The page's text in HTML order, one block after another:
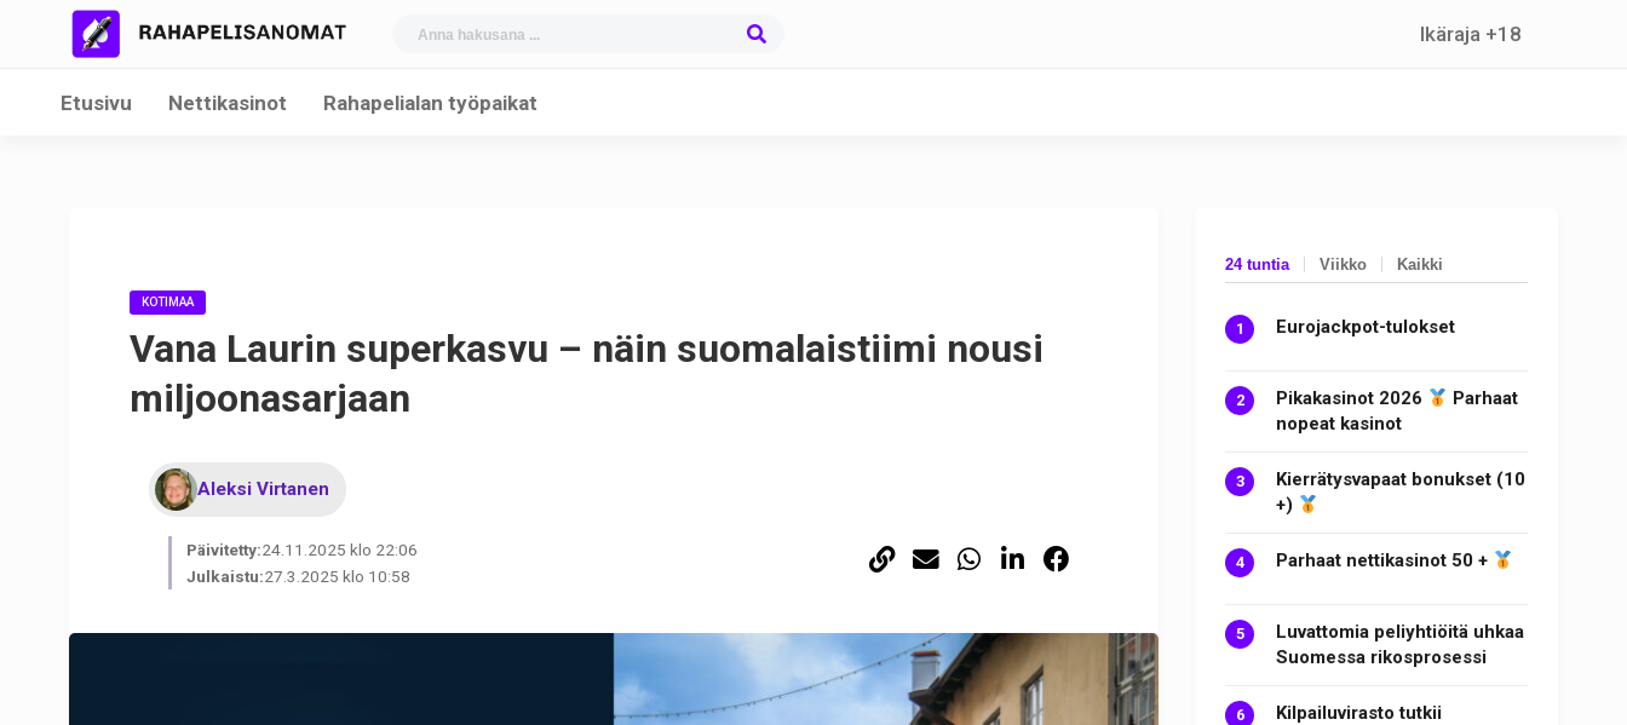
Ikäraja +18
Etusivu Nettikasinot Rahapelialan työpaikat
KOTIMAA
Vana Laurin superkasvu – näin suomalaistiimi nousi
miljoonasarjaan
Aleksi Virtanen
Päivitetty:24.11.2025 klo 22:06
Julkaistu:27.3.2025 klo 10:58
24 tuntia Viikko Kaikki
Eurojackpot-tulokset
Pikakasinot 2026
Parhaat
nopeat kasinot
Kierrätysvapaat bonukset (10
+)
Parhaat nettikasinot 50 +
Luvattomia peliyhtiöitä uhkaa
Suomessa rikosprosessi
Kilpailuvirasto tutkii